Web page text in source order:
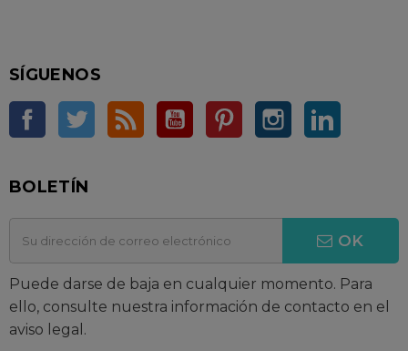
SÍGUENOS
FacebookTwitter Rss YouTubePinterestInstagram
BOLETÍN
OK
Puede darse de baja en cualquier momento. Para
ello, consulte nuestra información de contacto en el
aviso legal.